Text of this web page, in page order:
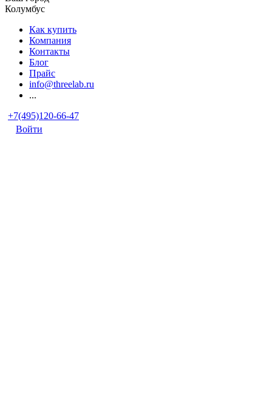
Колумбус
Как купить
Компания
Контакты
Блог
Прайс
info@threelab.ru
...
+7(495)120-66-47
Войти